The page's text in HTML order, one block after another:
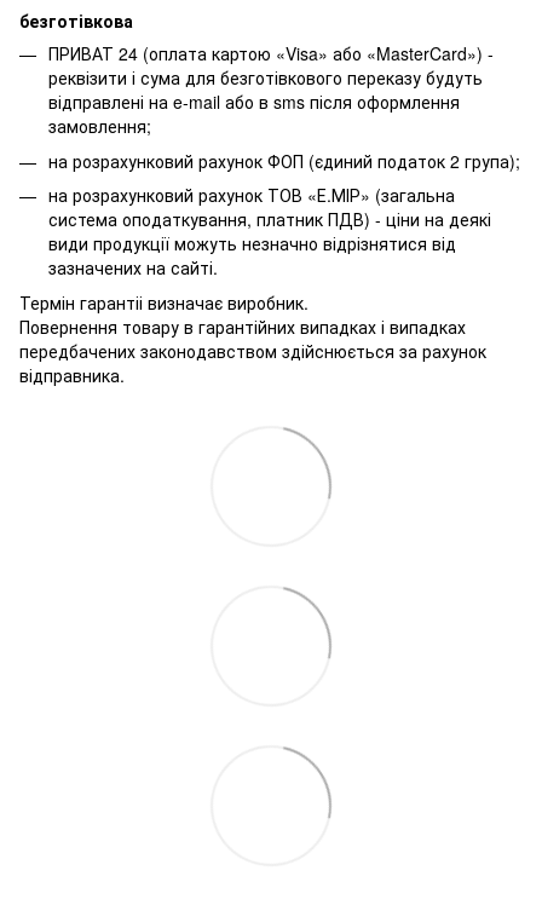
безготівкова
ПРИВАТ 24 (оплата картою «Visa» або «MasterCard») -
реквізити і сума для безготівкового переказу будуть
відправлені на e-mail або в sms після оформлення
замовлення;
на розрахунковий рахунок ФОП (єдиний податок 2 група);
на розрахунковий рахунок ТОВ «Е.МІР» (загальна
система оподаткування, платник ПДВ) - ціни на деякі
види продукції можуть незначно відрізнятися від
зазначених на сайті.
Термін гарантіі визначає виробник.
Повернення товару в гарантійних випадках і випадках
передбачених законодавством здійснюється за рахунок
відправника.